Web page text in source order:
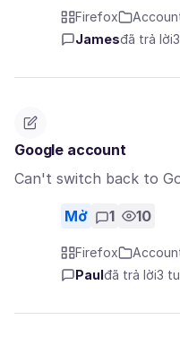
Firefox
Jamesđã trả lời
Google account
Can't switch back to
Mở 1 10
Firefox
Paul đã trả lời3